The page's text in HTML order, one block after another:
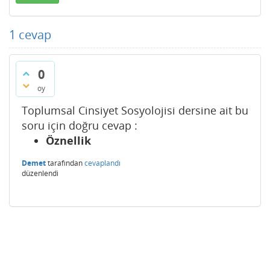
1 cevap
0
oy
Toplumsal Cinsiyet Sosyolojisi dersine ait bu
soru için doğru cevap :
Öznellik
Demettarafındancevaplandı
düzenlendi